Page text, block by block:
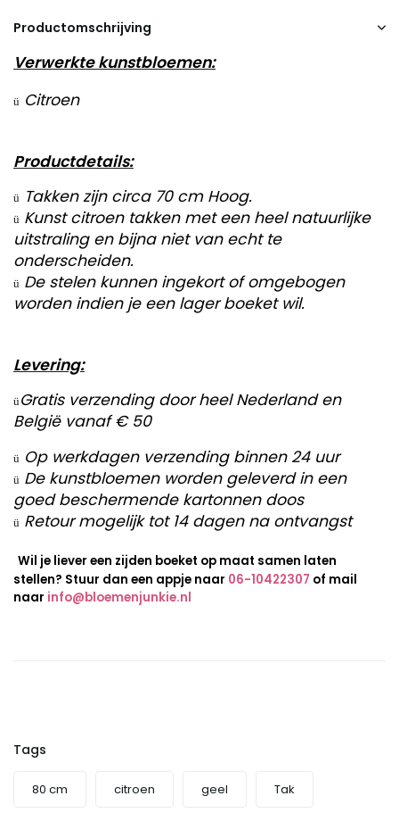
Productomschrijving
Verwerkte kunstbloemen:
ü Citroen
Productdetails:
ü Takken zijn circa 70 cm Hoog.
ü Kunst citroen takken met een heel natuurlijke
uitstraling en bijna niet van echt te
onderscheiden.
ü De stelen kunnen ingekort of omgebogen
worden indien je een lager boeket wil.
Levering:
üGratis verzending door heel Nederland en
België vanaf € 50
ü Op werkdagen verzending binnen 24 uur
ü De kunstbloemen worden geleverd in een
goed beschermende kartonnen doos
ü Retour mogelijk tot 14 dagen na ontvangst
Wil je liever een zijden boeket op maat samen laten
stellen? Stuur dan een appje naar 06-10422307 of mail
naar info@bloemenjunkie.nl
Tags
80 cm citroen geel Tak